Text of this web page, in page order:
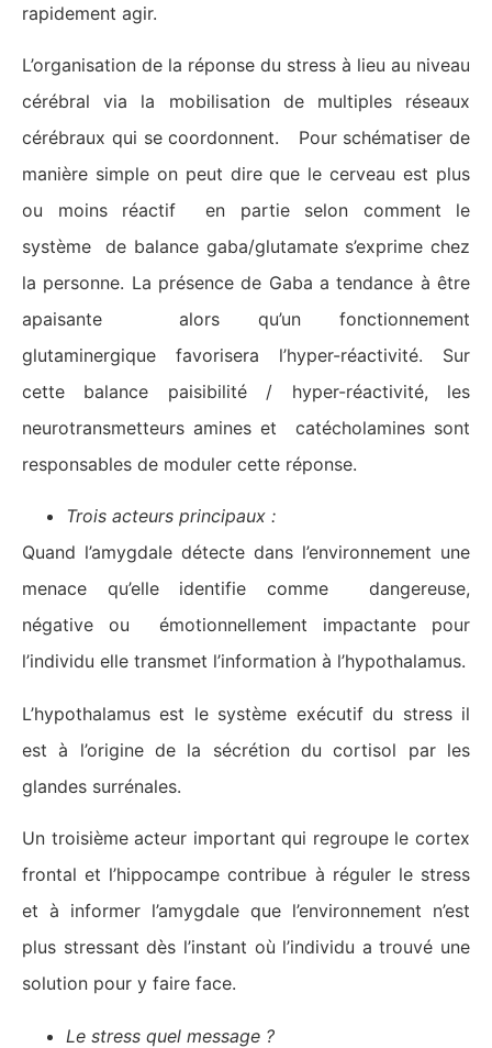
rapidement agir.
L’organisation de la réponse du stress à lieu au niveau
cérébral via la mobilisation de multiples réseaux
cérébraux qui se coordonnent. Pour schématiser de
manière simple on peut dire que le cerveau est plus
ou moins réactif en partie selon comment le
système de balance gaba/glutamate s’exprime chez
la personne. La présence de Gaba a tendance à être
apaisante alors qu’un fonctionnement
glutaminergique favorisera l’hyper-réactivité. Sur
cette balance paisibilité / hyper-réactivité, les
neurotransmetteurs amines et catécholamines sont
responsables de moduler cette réponse.
Trois acteurs principaux :
Quand l’amygdale détecte dans l’environnement une
menace qu’elle identifie comme dangereuse,
négative ou émotionnellement impactante pour
l’individu elle transmet l’information à l’hypothalamus.
L’hypothalamus est le système exécutif du stress il
est à l’origine de la sécrétion du cortisol par les
glandes surrénales.
Un troisième acteur important qui regroupe le cortex
frontal et l’hippocampe contribue à réguler le stress
et à informer l’amygdale que l’environnement n’est
plus stressant dès l’instant où l’individu a trouvé une
solution pour y faire face.
Le stress quel message ?